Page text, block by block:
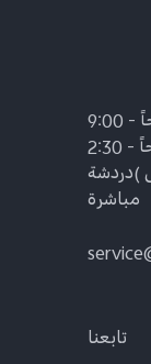
(السبت - الأربعاء : 9:00 صباحاً - 9:00
مساءً، الخميس: 9:00 صباحاً - 2:30
)دردشة
مباشرة
تابعنا